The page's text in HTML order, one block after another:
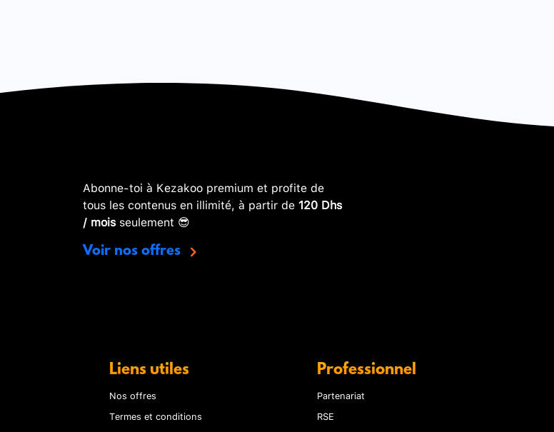
Abonne-toi à Kezakoo premium et profite de
tous les contenus en illimité, à partir de 120 Dhs
/ moisseulement 😎
Voir nos offres
Liens utiles
Nos offres
Termes et conditions
Professionnel
Partenariat
RSE